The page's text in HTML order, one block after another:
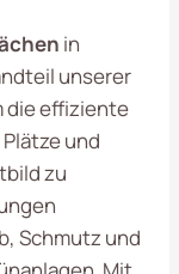
in
unserer
die effiziente
und
zu
Schmutz und